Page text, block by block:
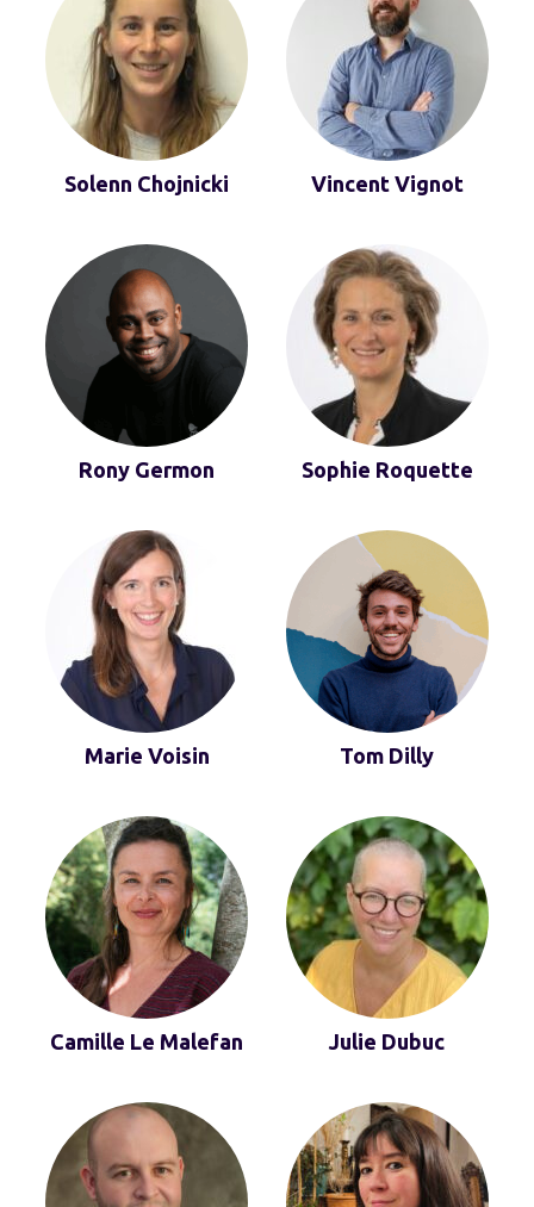
Solenn Chojnicki Vincent Vignot
Rony Germon Sophie Roquette
Marie Voisin Tom Dilly
Camille Le Malefan Julie Dubuc